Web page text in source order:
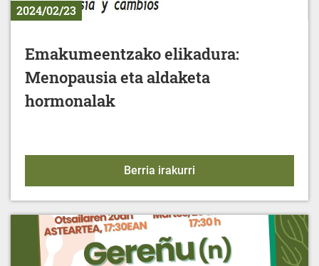
2024/02/23
Emakumeentzako elikadura:
Menopausia eta aldaketa
hormonalak
Berria irakurri